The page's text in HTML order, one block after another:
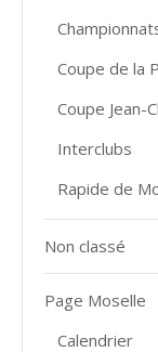
Coupe de la
Coupe Jean-
Interclubs
Rapide de
Non classé
Page Moselle
Calendrier